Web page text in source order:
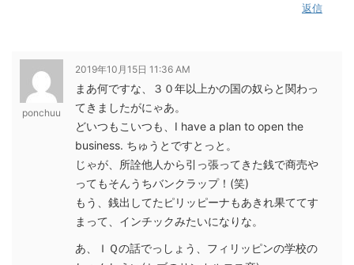
返信
ponchuu
2019年10月15日 11:36 AM
まあ何ですな、３０年以上かの国の奴らと関わっ
てきましたがにゃあ。
どいつもこいつも、I have a plan to open the
business. ちゅうとですとっと。
じゃが、所詮他人から引っ張ってきた銭で商売や
ってもそんうちバンクラップ！(笑)
もう、銭出してたピリッピーナもあきれ果ててす
まって、インチックみたいになりな。
あ、ＩＱの話でっしょう、フィリッピンの学校の